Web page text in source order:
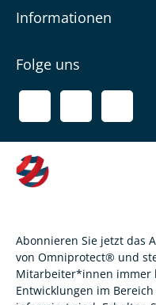
Informationen
Folge uns
Abonnieren Sie jetzt das
von Omniprotect® und
Mitarbeiter*innen immer
Entwicklungen im